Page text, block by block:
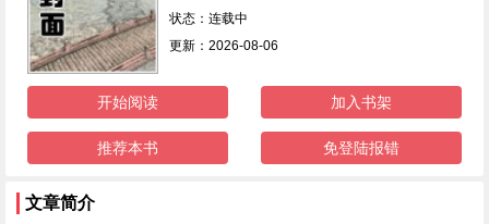
状态：连载中
更新：2026-08-06
开始阅读 加入书架
推荐本书 免登陆报错
文章简介